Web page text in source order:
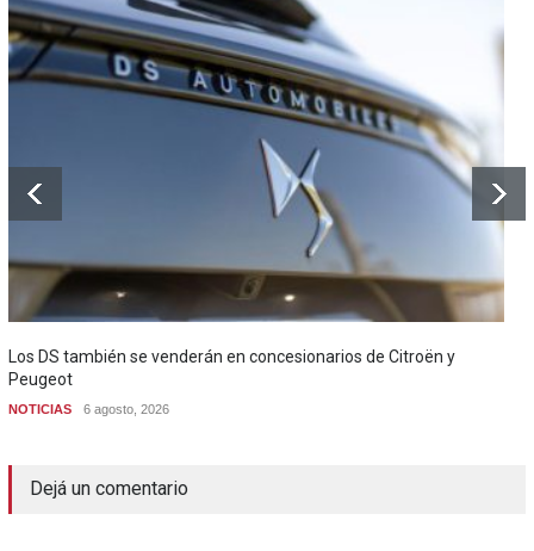
Los DS también se venderán en concesionarios de Citroën y
Peugeot
NOTICIAS 6 agosto, 2026
Dejá un comentario